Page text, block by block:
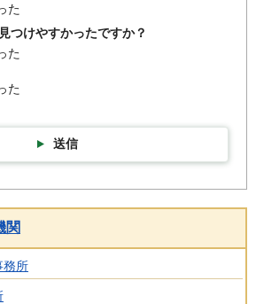
た
つけやすかったですか？
た
た
送信
関
務所